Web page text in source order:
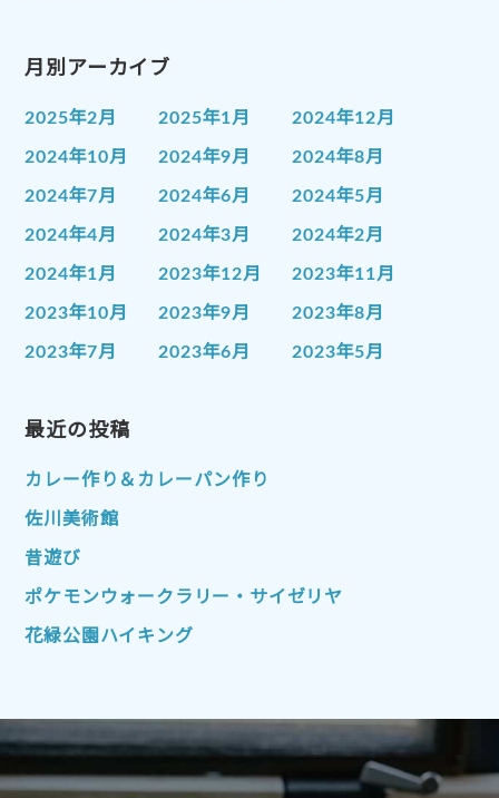
月別アーカイブ
2025年2月 2025年1月 2024年12月
2024年10月 2024年9月 2024年8月
2024年7月 2024年6月 2024年5月
2024年4月 2024年3月 2024年2月
2024年1月 2023年12月 2023年11月
2023年10月 2023年9月 2023年8月
2023年7月 2023年6月 2023年5月
2023年1月
2022年10月 2022年9月
2022年7月
2022年4月
2022年1月 2021年12月 2021年11月
2021年10月 2021年9月
2021年1月 2020年12月 2020年11月
2020年10月 2020年9月 2020年8月
最近の投稿
カレー作り＆カレーパン作り
佐川美術館
昔遊び
ポケモンウォークラリー・サイゼリヤ
花緑公園ハイキング